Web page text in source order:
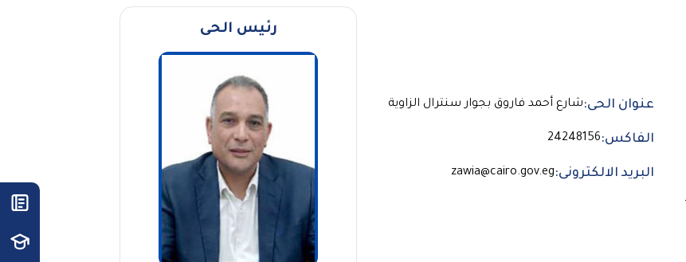
رئيس الحى
عنوان الحى:شارع أحمد فاروق بجوار سنترال الزاوية
الفاكس:24248156
البريد الالكترونى:zawia@cairo.gov.eg